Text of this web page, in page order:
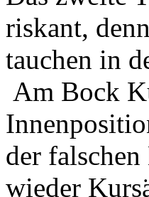
riskant,
tauchen in
Am Bock
der falschen
wieder